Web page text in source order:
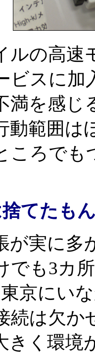
の高速
ビスに加
満を感
動範囲は
ころで
てたも
実に多
でも3カ
京にい
続は欠
きく環境